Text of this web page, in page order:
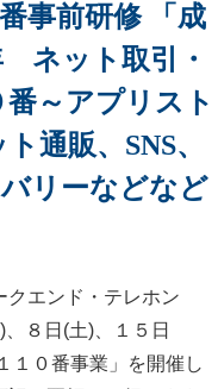
事前研修 「成
ネット取引・
～アプリスト
通販、SNS、
リーなどなど
エンド・テレホン
８日(土)、１５日
１０番事業」を開催し